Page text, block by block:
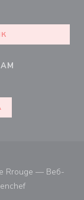
Rrouge — Веб-
((открывается